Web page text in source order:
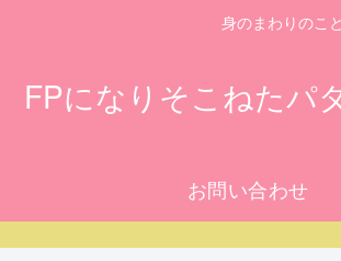
身のまわりのこ
FPになりそこねたパ
お問い合わせ